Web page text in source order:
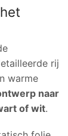
rij
warme
naar
of wit.